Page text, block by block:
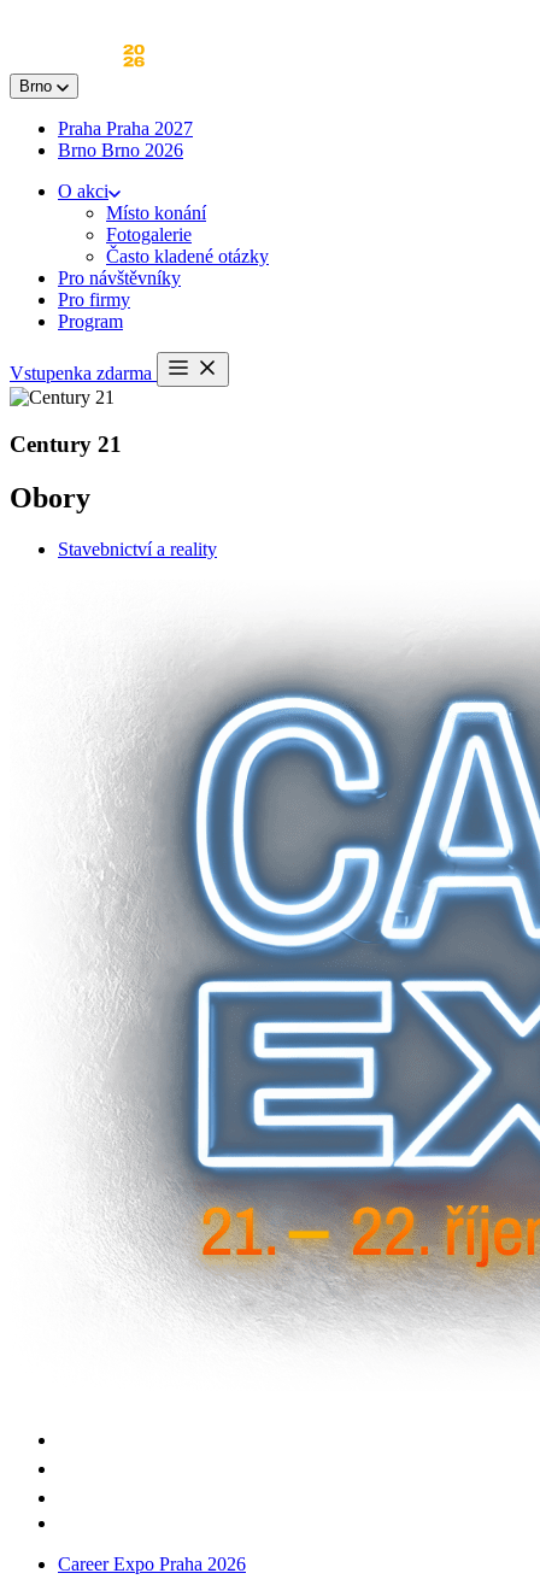
Brno
Praha Praha 2027
Brno Brno 2026
O akci
Místo konání
Fotogalerie
Často kladené otázky
Pro návštěvníky
Pro firmy
Program
Vstupenka zdarma
Otevřít
menu
Century 21
Obory
Stavebnictví a reality
Career Expo Praha 2026